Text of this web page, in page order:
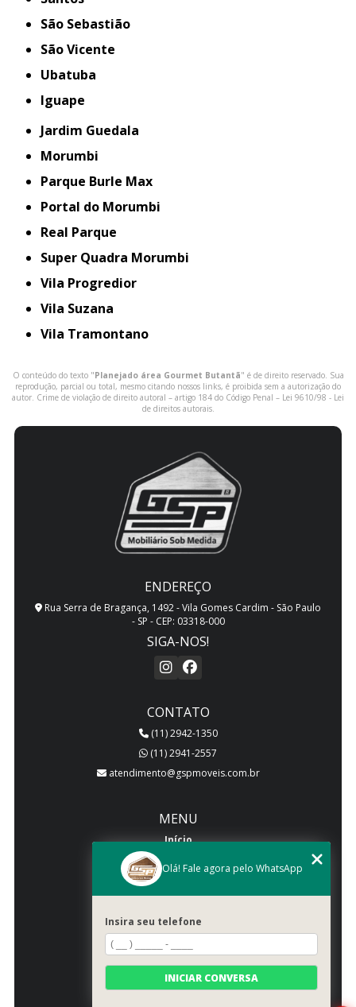
São Sebastião
São Vicente
Ubatuba
iguape
Jardim Guedala
Morumbi
Parque Burle Max
Portal do Morumbi
Real Parque
Super Quadra Morumbi
Vila Progredior
Vila Suzana
Vila Tramontano
O conteúdo do texto "Planejado área Gourmet Butantã" é de direito reservado. Sua
reprodução, parcial ou total, mesmo citando nossos links, é proibida sem a autorização do
autor. Crime de violação de direito autoral – artigo 184 do Código Penal – Lei 9610/98 - Lei
de direitos autorais.
ENDEREÇO
Rua Serra de Bragança, 1492 - Vila Gomes Cardim - São Paulo
- SP - CEP: 03318-000
SIGA-NOS!
CONTATO
(11) 2942-1350
(11) 2941-2557
atendimento@gspmoveis.com.br
MENU
Início
Quem somos
Galeria
Categorias
Contato
Mapa do site
Olá! Fale agora pelo WhatsApp
Insira seu telefone
INICIAR CONVERSA